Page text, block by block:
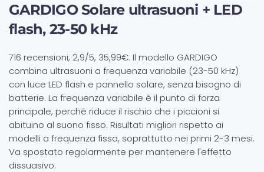
GARDIGO Solare ultrasuoni + LED
flash, 23-50 kHz
716 recensioni, 2,9/5, 35,99€. Il modello GARDIGO
combina ultrasuoni a frequenza variabile (23-50 kHz)
con luce LED flash e pannello solare, senza bisogno di
batterie. La frequenza variabile è il punto di forza
principale, perché riduce il rischio che i piccioni si
abituino al suono fisso. Risultati migliori rispetto ai
modelli a frequenza fissa, soprattutto nei primi 2-3 mesi.
Va spostato regolarmente per mantenere l'effetto
dissuasivo.